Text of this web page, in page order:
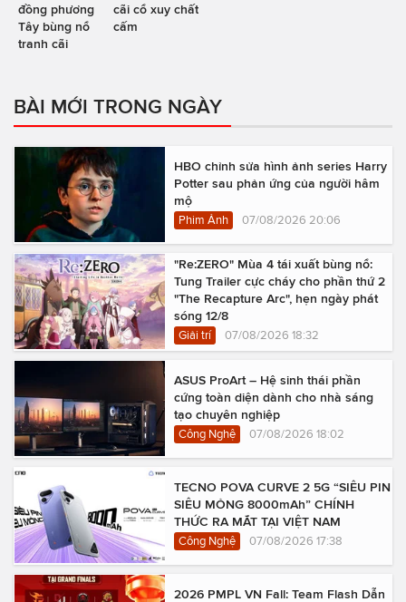
đồng phương
Tây bùng nổ
tranh cãi
cãi cổ xuy chất
cấm
BÀI MỚI TRONG NGÀY
HBO chỉnh sửa hình ảnh series Harry
Potter sau phản ứng của người hâm
mộ
Phim Ảnh 07/08/2026 20:06
"Re:ZERO" Mùa 4 tái xuất bùng nổ:
Tung Trailer cực cháy cho phần thứ 2
"The Recapture Arc", hẹn ngày phát
sóng 12/8
Giải trí 07/08/2026 18:32
ASUS ProArt – Hệ sinh thái phần
cứng toàn diện dành cho nhà sáng
tạo chuyên nghiệp
Công Nghệ 07/08/2026 18:02
TECNO POVA CURVE 2 5G “SIÊU PIN
SIÊU MỎNG 8000mAh” CHÍNH
THỨC RA MẮT TẠI VIỆT NAM
Công Nghệ 07/08/2026 17:38
2026 PMPL VN Fall: Team Flash Dẫn